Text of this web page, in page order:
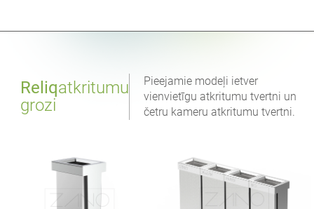
Reliqatkritumu
grozi
Pieejamie modeļi ietver
vienvietīgu atkritumu tvertni un
četru kameru atkritumu tvertni.